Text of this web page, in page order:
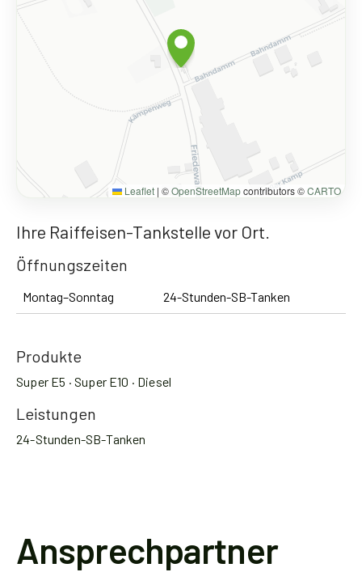
Leaflet | ©OpenStreetMapcontributors ©CARTO
Ihre Raiffeisen-Tankstelle vor Ort.
Öffnungszeiten
Montag–Sonntag 24-Stunden-SB-Tanken
Produkte
Super E5 · Super E10 · Diesel
Leistungen
24-Stunden-SB-Tanken
Ansprechpartner